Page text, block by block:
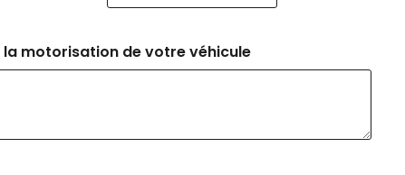
la motorisation de votre véhicule